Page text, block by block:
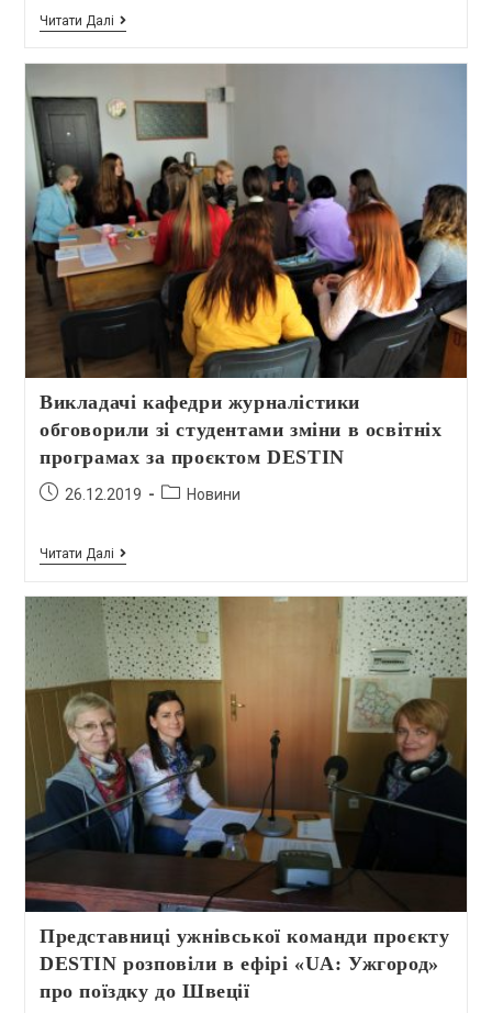
Читати Далі
Викладачі кафедри журналістики
обговорили зі студентами зміни в освітніх
програмах за проєктом DESTIN
26.12.2019 Новини
Читати Далі
Представниці ужнівської команди проєкту
DESTIN розповіли в ефірі «UA: Ужгород»
про поїздку до Швеції